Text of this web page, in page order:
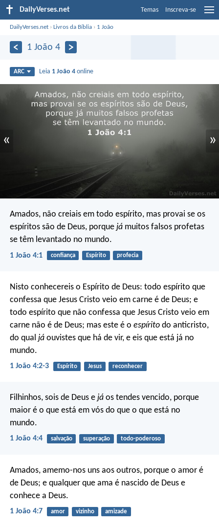
DailyVerses.net Temas Inscreva-se
DailyVerses.net ›Livros da Bíblia › 1 João
1 João 4
ARC Leia 1 João 4 online
« »
Amados, não creiais em todo espírito, mas provai se os
espíritos são de Deus, porque já muitos falsos profetas
se têm levantado no mundo.
1 João 4:1 confiança Espírito profecia
Nisto conhecereis o Espírito de Deus: todo espírito que
confessa que Jesus Cristo veio em carne é de Deus; e
todo espírito que não confessa que Jesus Cristo veio em
carne não é de Deus; mas este é o espírito do anticristo,
do qual já ouvistes que há de vir, e eis que está já no
mundo.
1 João 4:2-3 Espírito Jesus reconhecer
Filhinhos, sois de Deus e já os tendes vencido, porque
maior é o que está em vós do que o que está no
mundo.
1 João 4:4 salvação superação todo-poderoso
Amados, amemo-nos uns aos outros, porque o amor é
de Deus; e qualquer que ama é nascido de Deus e
conhece a Deus.
1 João 4:7 amor vizinho amizade